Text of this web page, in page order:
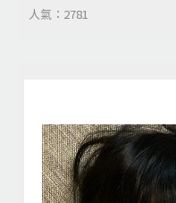
人氣：2781